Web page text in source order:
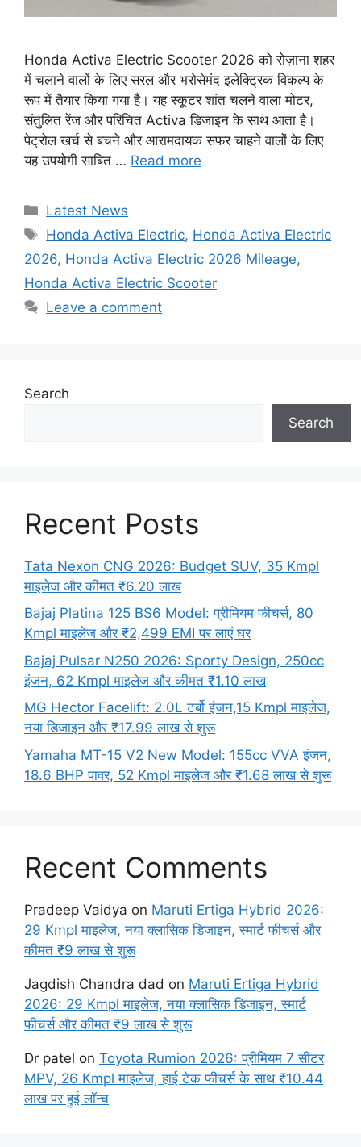
Honda Activa Electric Scooter 2026 को रोज़ाना शहर
में चलाने वालों के लिए सरल और भरोसेमंद इलेक्ट्रिक विकल्प के
रूप में तैयार किया गया है। यह स्कूटर शांत चलने वाला मोटर,
संतुलित रेंज और परिचित Activa डिजाइन के साथ आता है।
पेट्रोल खर्च से बचने और आरामदायक सफर चाहने वालों के लिए
यह उपयोगी साबित … Read more
Categories
Latest News
Tags
Honda Activa Electric, Honda Activa Electric
2026, Honda Activa Electric 2026 Mileage,
Honda Activa Electric Scooter
Leave a comment
Search
Search
Recent Posts
Tata Nexon CNG 2026: Budget SUV, 35 Kmpl
माइलेज और कीमत ₹6.20 लाख
Bajaj Platina 125 BS6 Model: प्रीमियम फीचर्स, 80
Kmpl माइलेज और ₹2,499 EMI पर लाएं घर
Bajaj Pulsar N250 2026: Sporty Design, 250cc
इंजन, 62 Kmpl माइलेज और कीमत ₹1.10 लाख
MG Hector Facelift: 2.0L टर्बो इंजन,15 Kmpl माइलेज,
नया डिजाइन और ₹17.99 लाख से शुरू
Yamaha MT-15 V2 New Model: 155cc VVA इंजन,
18.6 BHP पावर, 52 Kmpl माइलेज और ₹1.68 लाख से शुरू
Recent Comments
Pradeep Vaidya on Maruti Ertiga Hybrid 2026:
29 Kmpl माइलेज, नया क्लासिक डिजाइन, स्मार्ट फीचर्स और
कीमत ₹9 लाख से शुरू
Jagdish Chandra dad on Maruti Ertiga Hybrid
2026: 29 Kmpl माइलेज, नया क्लासिक डिजाइन, स्मार्ट
फीचर्स और कीमत ₹9 लाख से शुरू
Dr patel on Toyota Rumion 2026: प्रीमियम 7 सीटर
MPV, 26 Kmpl माइलेज, हाई टेक फीचर्स के साथ ₹10.44
लाख पर हुई लॉन्च